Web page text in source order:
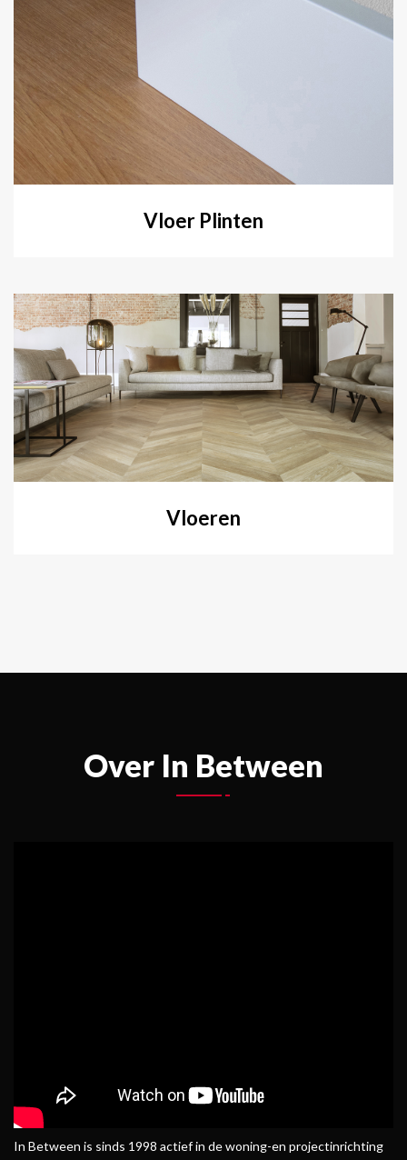
Vloer Plinten
Vloeren
Over In Between
In Between is sinds 1998 actief in de woning-en projectinrichting